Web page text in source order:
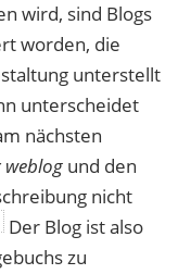
wird, sind Blogs
worden, die
unterstellt
unterscheidet
nächsten
weblog und den
nicht
Der Blog ist also
zu